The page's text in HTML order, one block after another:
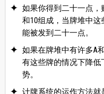
如果你得到二十一点，
和10组成，当牌堆中
能被发到二十一点。
如果在牌堆中有许多A
有这些牌的情况下降
势。
计牌系统的运作方法